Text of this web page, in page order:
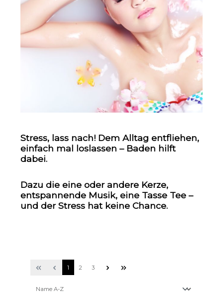
Stress, lass nach! Dem Alltag entfliehen,
einfach mal loslassen – Baden hilft
dabei.
Dazu die eine oder andere Kerze,
entspannende Musik, eine Tasse Tee –
und der Stress hat keine Chance.
1 2 3